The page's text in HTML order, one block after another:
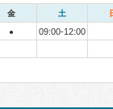
金 土
●
09:00-12:00